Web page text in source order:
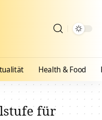
Health & Food
für